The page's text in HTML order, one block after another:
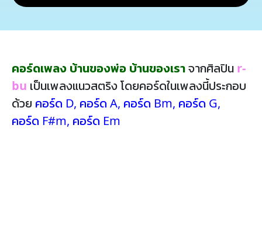
คอร์ดเพลง บ้านของพ่อ บ้านของเราจากศิลปิน r-
bu เป็นเพลงแนวสตริง โดยคอร์ดในเพลงนี้ประกอบ
ด้วย คอร์ด D, คอร์ด A, คอร์ด Bm, คอร์ด G,
คอร์ด F#m, คอร์ด Em